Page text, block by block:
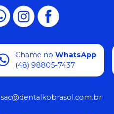
Chame no WhatsApp
(48) 98805-7437
sac@dentalkobrasol.com.br